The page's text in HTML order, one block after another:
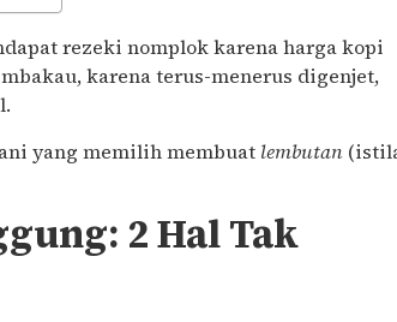
rezeki nomplok karena harga kopi
karena terus-menerus digenjet,
yang memilih membuat lembutan
2 Hal Tak